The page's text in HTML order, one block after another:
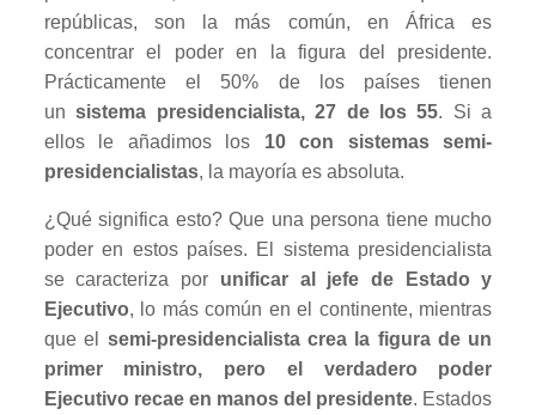
repúblicas, son la más común, en África es
concentrar el poder en la figura del presidente.
Prácticamente el 50% de los países tienen
unsistema presidencialista, 27 de los 55. Si a
ellos le añadimos los 10 con sistemas semi-
presidencialistas, la mayoría es absoluta.
¿Qué significa esto? Que una persona tiene mucho
poder en estos países. El sistema presidencialista
se caracteriza por unificar al jefe de Estado y
Ejecutivo, lo más común en el continente, mientras
que el semi-presidencialista crea la figura de un
primer ministro, pero el verdadero poder
Ejecutivo recae en manos del presidente. Estados